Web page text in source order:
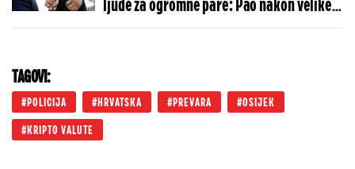
ljude za ogromne pare: Pao nakon velike
prevare
TAGOVI:
POLICIJA HRVATSKA PREVARA OSIJEK
KRIPTO VALUTE